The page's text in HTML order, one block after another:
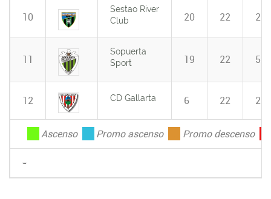
Ascenso Promo ascenso Promo descenso
-
10
Sestao River
Club
20 22 2
11
Sopuerta
Sport
19 22 5
12 CD Gallarta 6 22 2